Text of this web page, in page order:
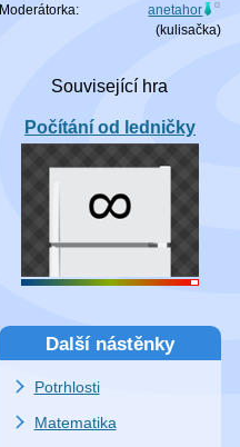
Moderátorka:
anetahor
(kulisačka)
Počítání od ledničky
Další nástěnky
Potrhlosti
Matematika